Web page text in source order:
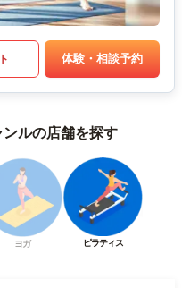
体験・相談予約
ルの店舗を探す
ヨガ ピラティス